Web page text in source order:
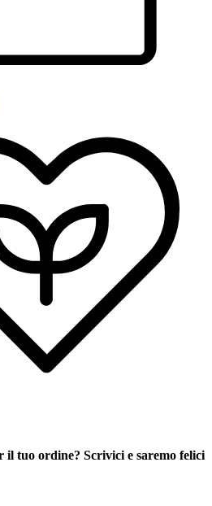
il tuo ordine? Scrivici e saremo felici